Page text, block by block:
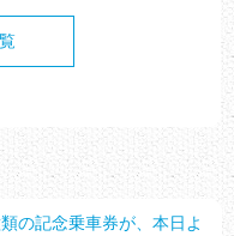
の記念乗車券が、本日よ